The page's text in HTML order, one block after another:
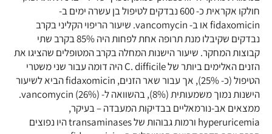
חולקו אקראית כ- 600 נבדקים לטיפול בן עשרה ימים ב-
fidaxomicin או ב- vancomycin. שיעור הריפוי הקליני בקרב
נבדקים שקיבלו מנת תרופה אחת לפחות היה 85% בקרב שתי
קבוצות המחקר. שיעור הישנות המחלה בקרב המטופלים שהציגו את
הזנים האלימים ביותר של C. difficile היה דומה עבור שני משטרי
הטיפול (כ- 25%), אך עבור שאר הזנים, fidaxomicin הביא לשיעור
הישנות נמוך משמעותית (8%), בהשוואה ל- vancomycin (26%).
ממצאים אב-נורמאליים בבדיקות המעבדה – בעיקר,
hyperuricemia ורמות גבוהות של transaminases היו נפוצים